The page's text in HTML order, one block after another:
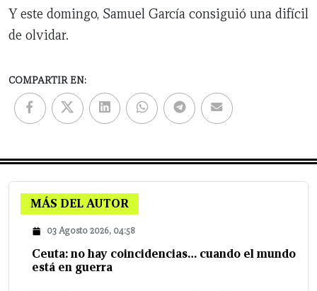
Y este domingo, Samuel García consiguió una difícil
de olvidar.
COMPARTIR EN:
MÁS DEL AUTOR
03 Agosto 2026, 04:58
Ceuta: no hay coincidencias… cuando el mundo
está en guerra